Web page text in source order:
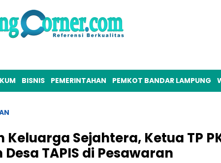
BISNIS PEMERINTAHAN PEMKOT BANDAR LAMPUNG
Keluarga Sejahtera, Ketua TP
TAPIS di Pesawaran